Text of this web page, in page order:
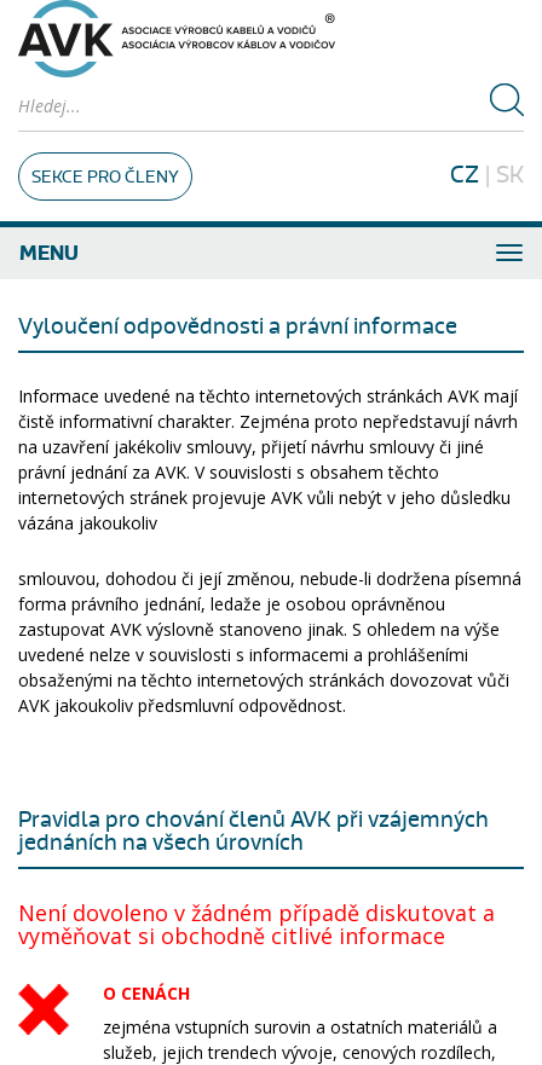
SEKCE PRO ČLENY CZ | SK
MENU
Vyloučení odpovědnosti a právní informace
Informace uvedené na těchto internetových stránkách AVK mají
čistě informativní charakter. Zejména proto nepředstavují návrh
na uzavření jakékoliv smlouvy, přijetí návrhu smlouvy či jiné
právní jednání za AVK. V souvislosti s obsahem těchto
internetových stránek projevuje AVK vůli nebýt v jeho důsledku
vázána jakoukoliv
smlouvou, dohodou či její změnou, nebude-li dodržena písemná
forma právního jednání, ledaže je osobou oprávněnou
zastupovat AVK výslovně stanoveno jinak. S ohledem na výše
uvedené nelze v souvislosti s informacemi a prohlášeními
obsaženými na těchto internetových stránkách dovozovat vůči
AVK jakoukoliv předsmluvní odpovědnost.
Pravidla pro chování členů AVK při vzájemných
jednáních na všech úrovních
Není dovoleno v žádném případě diskutovat a
vyměňovat si obchodně citlivé informace
O CENÁCH
zejména vstupních surovin a ostatních materiálů a
služeb, jejich trendech vývoje, cenových rozdílech,